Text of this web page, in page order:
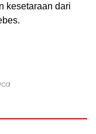
kesetaraan dari